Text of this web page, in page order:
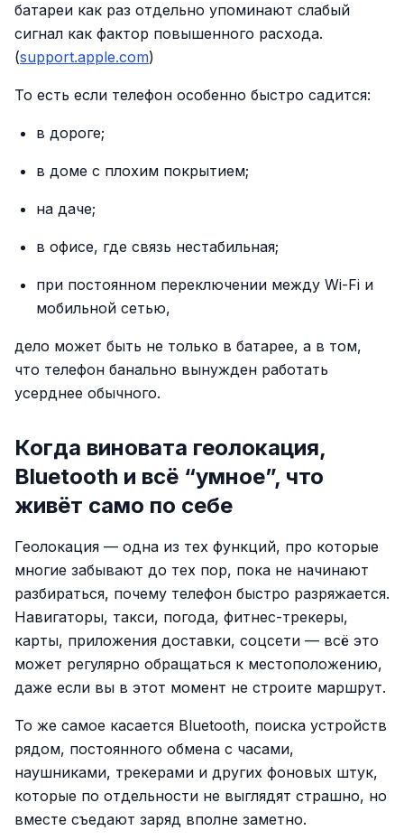
батареи как раз отдельно упоминают слабый
сигнал как фактор повышенного расхода.
(support.apple.com)
То есть если телефон особенно быстро садится:
в дороге;
в доме с плохим покрытием;
на даче;
в офисе, где связь нестабильная;
при постоянном переключении между Wi-Fi и
мобильной сетью,
дело может быть не только в батарее, а в том,
что телефон банально вынужден работать
усерднее обычного.
Когда виновата геолокация,
Bluetooth и всё “умное”, что
живёт само по себе
Геолокация — одна из тех функций, про которые
многие забывают до тех пор, пока не начинают
разбираться, почему телефон быстро разряжается.
Навигаторы, такси, погода, фитнес-трекеры,
карты, приложения доставки, соцсети — всё это
может регулярно обращаться к местоположению,
даже если вы в этот момент не строите маршрут.
То же самое касается Bluetooth, поиска устройств
рядом, постоянного обмена с часами,
наушниками, трекерами и других фоновых штук,
которые по отдельности не выглядят страшно, но
вместе съедают заряд вполне заметно.